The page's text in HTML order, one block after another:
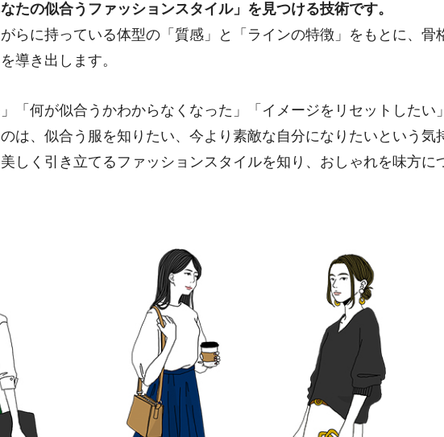
たの似合うファッションスタイル」を見つける技術です。
らに持っている体型の「質感」と「ラインの特徴」をもとに、骨
導き出します。
「何が似合うかわからなくなった」「イメージをリセットしたい
は、似合う服を知りたい、今より素敵な自分になりたいという気
しく引き立てるファッションスタイルを知り、おしゃれを味方に